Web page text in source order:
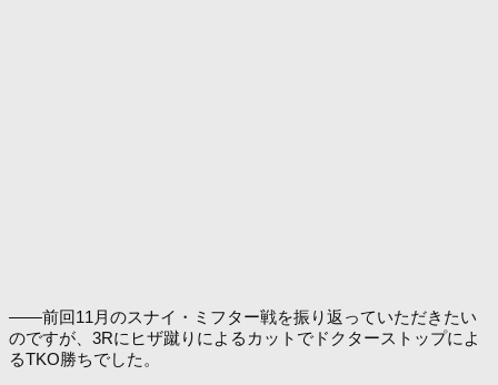
――前回11月のスナイ・ミフター戦を振り返っていただきたい
のですが、3Rにヒザ蹴りによるカットでドクターストップによ
るTKO勝ちでした。